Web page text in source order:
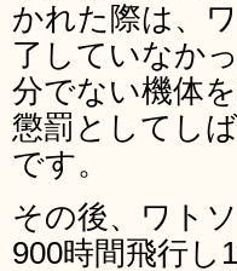
かれた際は、
了していなか
分でない機体
懲罰としてし
です。
その後、ワト
900時間飛行し